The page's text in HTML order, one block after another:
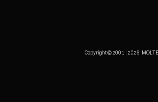
Copyright © 2001 | 2026